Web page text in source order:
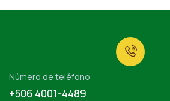
Número de teléfono
+506 4001-4489